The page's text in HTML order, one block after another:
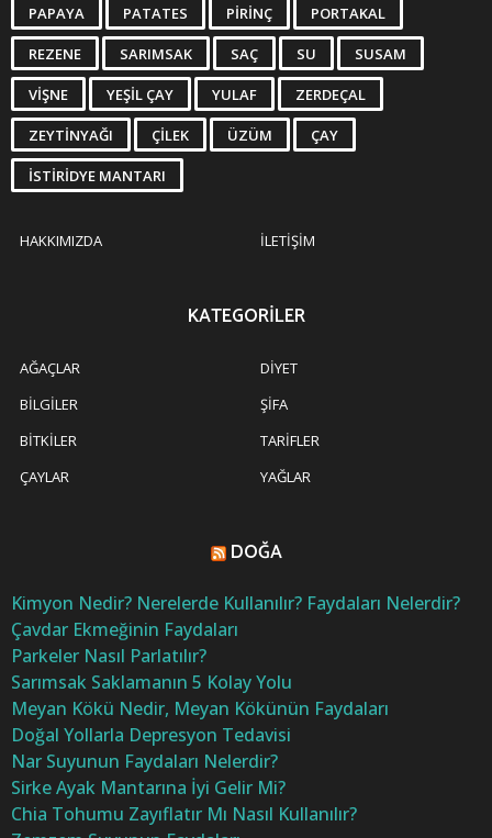
PAPAYA PATATES PIRINÇ PORTAKAL
REZENE SARIMSAK SAÇ SU SUSAM
VIŞNE YEŞIL ÇAY YULAF ZERDEÇAL
ZEYTINYAĞI ÇILEK ÜZÜM ÇAY
İSTIRIDYE MANTARI
HAKKIMIZDA İLETIŞIM
KATEGORILER
AĞAÇLAR
BILGILER
BITKILER
ÇAYLAR
DIYET
ŞIFA
TARIFLER
YAĞLAR
DOĞA
Kimyon Nedir? Nerelerde Kullanılır? Faydaları Nelerdir?
Çavdar Ekmeğinin Faydaları
Parkeler Nasıl Parlatılır?
Sarımsak Saklamanın 5 Kolay Yolu
Meyan Kökü Nedir, Meyan Kökünün Faydaları
Doğal Yollarla Depresyon Tedavisi
Nar Suyunun Faydaları Nelerdir?
Sirke Ayak Mantarına İyi Gelir Mi?
Chia Tohumu Zayıflatır Mı Nasıl Kullanılır?